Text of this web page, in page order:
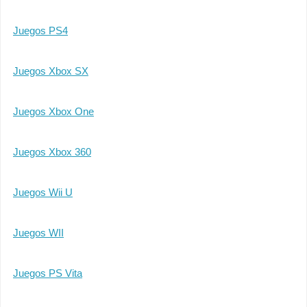
Juegos PS4
Juegos Xbox SX
Juegos Xbox One
Juegos Xbox 360
Juegos Wii U
Juegos WII
Juegos PS Vita